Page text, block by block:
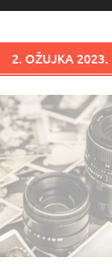
2. OŽUJKA 2023.